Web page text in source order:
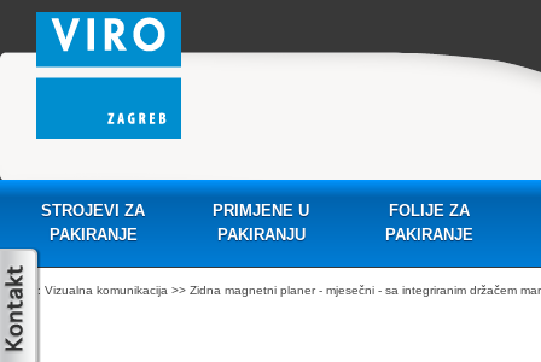
STROJEVI ZA
PAKIRANJE
PRIMJENE U
PAKIRANJU
FOLIJE ZA
PAKIRANJE
: Vizualna komunikacija >> Zidna magnetni planer - mjesečni - sa integriranim držačem